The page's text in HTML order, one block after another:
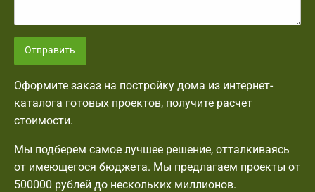
Отправить
Оформите заказ на постройку дома из интернет-
каталога готовых проектов, получите расчет
стоимости.
Мы подберем самое лучшее решение, отталкиваясь
от имеющегося бюджета. Мы предлагаем проекты от
500000 рублей до нескольких миллионов.